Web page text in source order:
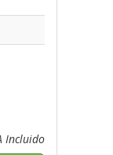
Incluido